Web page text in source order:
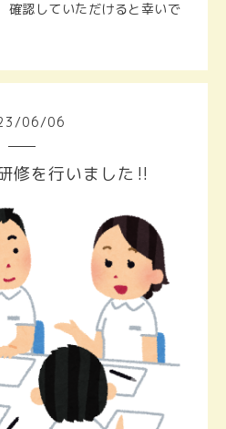
確認していただけると幸いで
/06/06
修を行いました‼